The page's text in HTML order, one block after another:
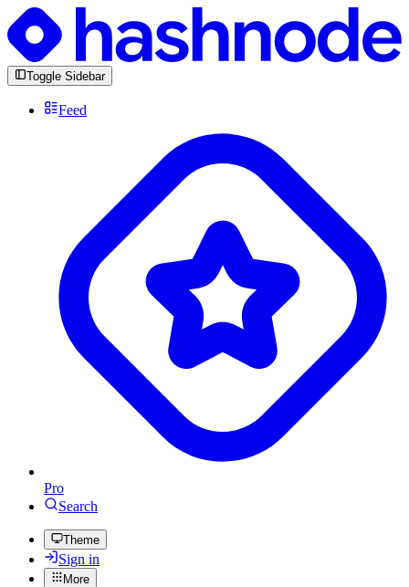
Toggle Sidebar
Feed
Pro
Search
Theme
Sign in
More